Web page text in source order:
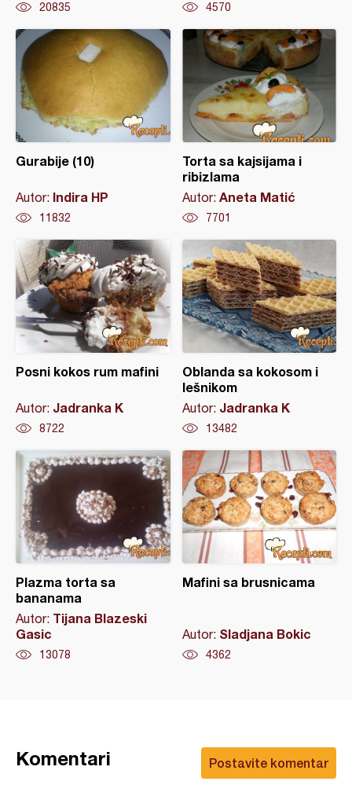
20835 4570
Gurabije (10)
Autor: Indira HP
11832
Torta sa kajsijama i
ribizlama
Autor: Aneta Matić
7701
Posni kokos rum mafini
Autor: Jadranka K
8722
Oblanda sa kokosom i
lešnikom
Autor: Jadranka K
13482
Plazma torta sa
bananama
Autor: Tijana Blazeski
Gasic
13078
Mafini sa brusnicama
Autor: Sladjana Bokic
4362
Postavite komentar
Komentari